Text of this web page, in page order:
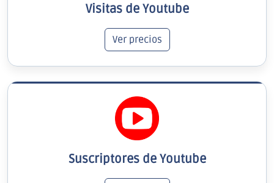
Visitas de Youtube
Ver precios
Suscriptores de Youtube